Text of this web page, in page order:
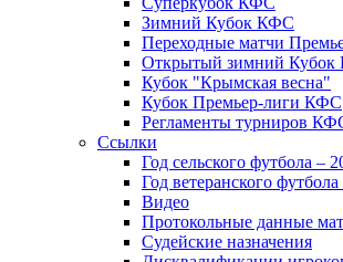
Зимний Кубок КФС
Переходные матчи
Открытый зимний
Кубок "Крымская весна"
Кубок Премьер-лиги КФС
Регламенты турниров
Ссылки
Год сельского футбола –
Год ветеранского
Видео
Протокольные данные
Судейские назначения